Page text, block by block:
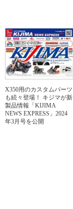
X350用のカスタムパーツ
も続々登場！ キジマが新
製品情報「KIJIMA
NEWS EXPRESS」2024
年3月号を公開